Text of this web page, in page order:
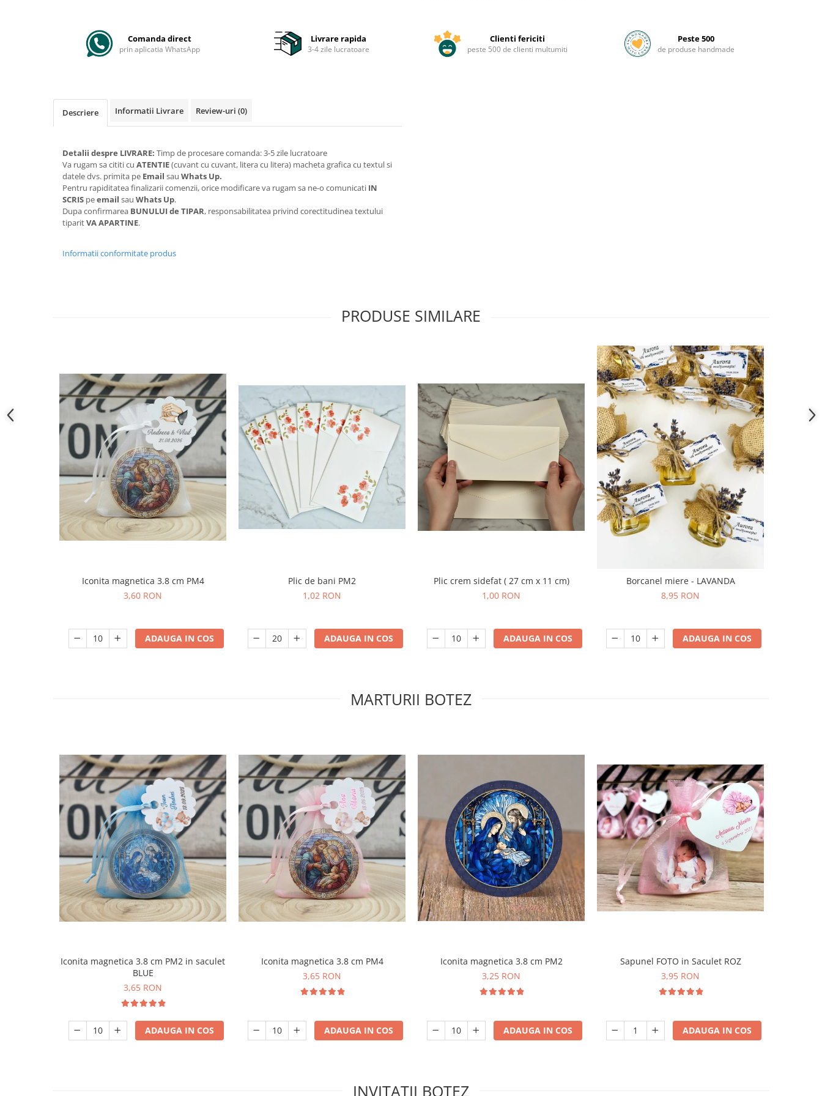
Comanda direct
prin aplicatia WhatsApp
Livrare rapida
3-4 zile lucratoare
Clienti fericiti
peste 500 de clienti multumiti
Peste 500
de produse handmade
Descriere Informatii Livrare Review-uri (0)
Detalii despre LIVRARE: Timp de procesare comanda: 3-5 zile lucratoare
Va rugam sa cititi cu ATENTIE(cuvant cu cuvant, litera cu litera) macheta grafica cu textul si
datele dvs. primita pe Email sau Whats Up.
Pentru rapiditatea finalizarii comenzii, orice modificare va rugam sa ne-o comunicati IN
SCRIS peemail sau Whats Up.
Dupa confirmarea BUNULUI de TIPAR, responsabilitatea privind corectitudinea textului
tiparitVA APARTINE.
Informatii conformitate produs
PRODUSE SIMILARE
Iconita magnetica 3.8 cm PM4
3,60 RON
ADAUGA IN COS
Plic de bani PM2
1,02 RON
ADAUGA IN COS
Plic crem sidefat ( 27 cm x 11 cm)
1,00 RON
ADAUGA IN COS
Borcanel miere - LAVANDA
8,95 RON
ADAUGA IN COS
MARTURII BOTEZ
Iconita magnetica 3.8 cm PM2 in saculet
BLUE
3,65 RON
ADAUGA IN COS
Iconita magnetica 3.8 cm PM4
3,65 RON
ADAUGA IN COS
Iconita magnetica 3.8 cm PM2
3,25 RON
ADAUGA IN COS
Sapunel FOTO in Saculet ROZ
3,95 RON
ADAUGA IN COS
INVITATII BOTEZ